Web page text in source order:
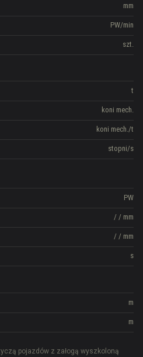
mm
PW/min
szt.
t
koni mech.
koni mech./t
stopni/s
PW
/ / mm
/ / mm
s
m
m
pojazdów z załogą wyszkoloną